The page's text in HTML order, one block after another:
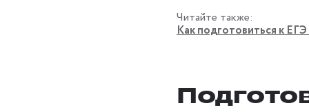
Читайте также:
Как подготовиться к ЕГЭ